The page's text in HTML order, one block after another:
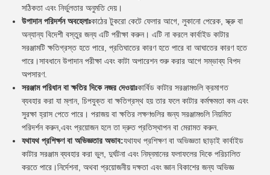
সঠিকতা এবং নির্ভুলতার অনুমতি দেয়।
উপাদান পরিদর্শন অবহেলাঃকাঠের টুকরো কেটে ফেলার আগে, লুকানো পেরেক, স্ক্রু বা
অন্যান্য বিদেশী বস্তুর জন্য এটি পরীক্ষা করুন। এটি না করলে কার্বাইড কাটার
সরঞ্জামটি ক্ষতিগ্রস্ত হতে পারে, প্রতিঘাতের কারণ হতে পারে বা আঘাতের কারণ হতে
পারে।সাবধানে উপাদান পরীক্ষা এবং কাটা অপারেশন শুরু করার আগে সম্ভাব্য বিপদ
অপসারণ.
সরঞ্জাম পরিধান বা ক্ষতির দিকে নজর দেওয়াঃকার্বিড কাটার সরঞ্জামগুলি ক্রমাগত
ব্যবহার করা যা ম্লান, চিপযুক্ত বা ক্ষতিগ্রস্থ হয় তার ফলে কাটার কর্মক্ষমতা কম এবং
সুরক্ষা হ্রাস পেতে পারে। পরাজয় বা ক্ষতির লক্ষণগুলির জন্য সরঞ্জামগুলি নিয়মিত
পরিদর্শন করুন,এবং প্রয়োজন হলে তা দ্রুত প্রতিস্থাপন বা মেরামত করুন.
যথাযথ প্রশিক্ষণ বা অভিজ্ঞতার অভাব:যথাযথ প্রশিক্ষণ বা অভিজ্ঞতা ছাড়াই কার্বাইড
কাটার সরঞ্জাম ব্যবহার করা ভুল, দুর্ঘটনা এবং নিম্নমানের ফলাফলের দিকে পরিচালিত
করতে পারে।নির্দেশনা, অথবা প্রয়োজনীয় দক্ষতা এবং জ্ঞান বিকাশের জন্য অভিজ্ঞ